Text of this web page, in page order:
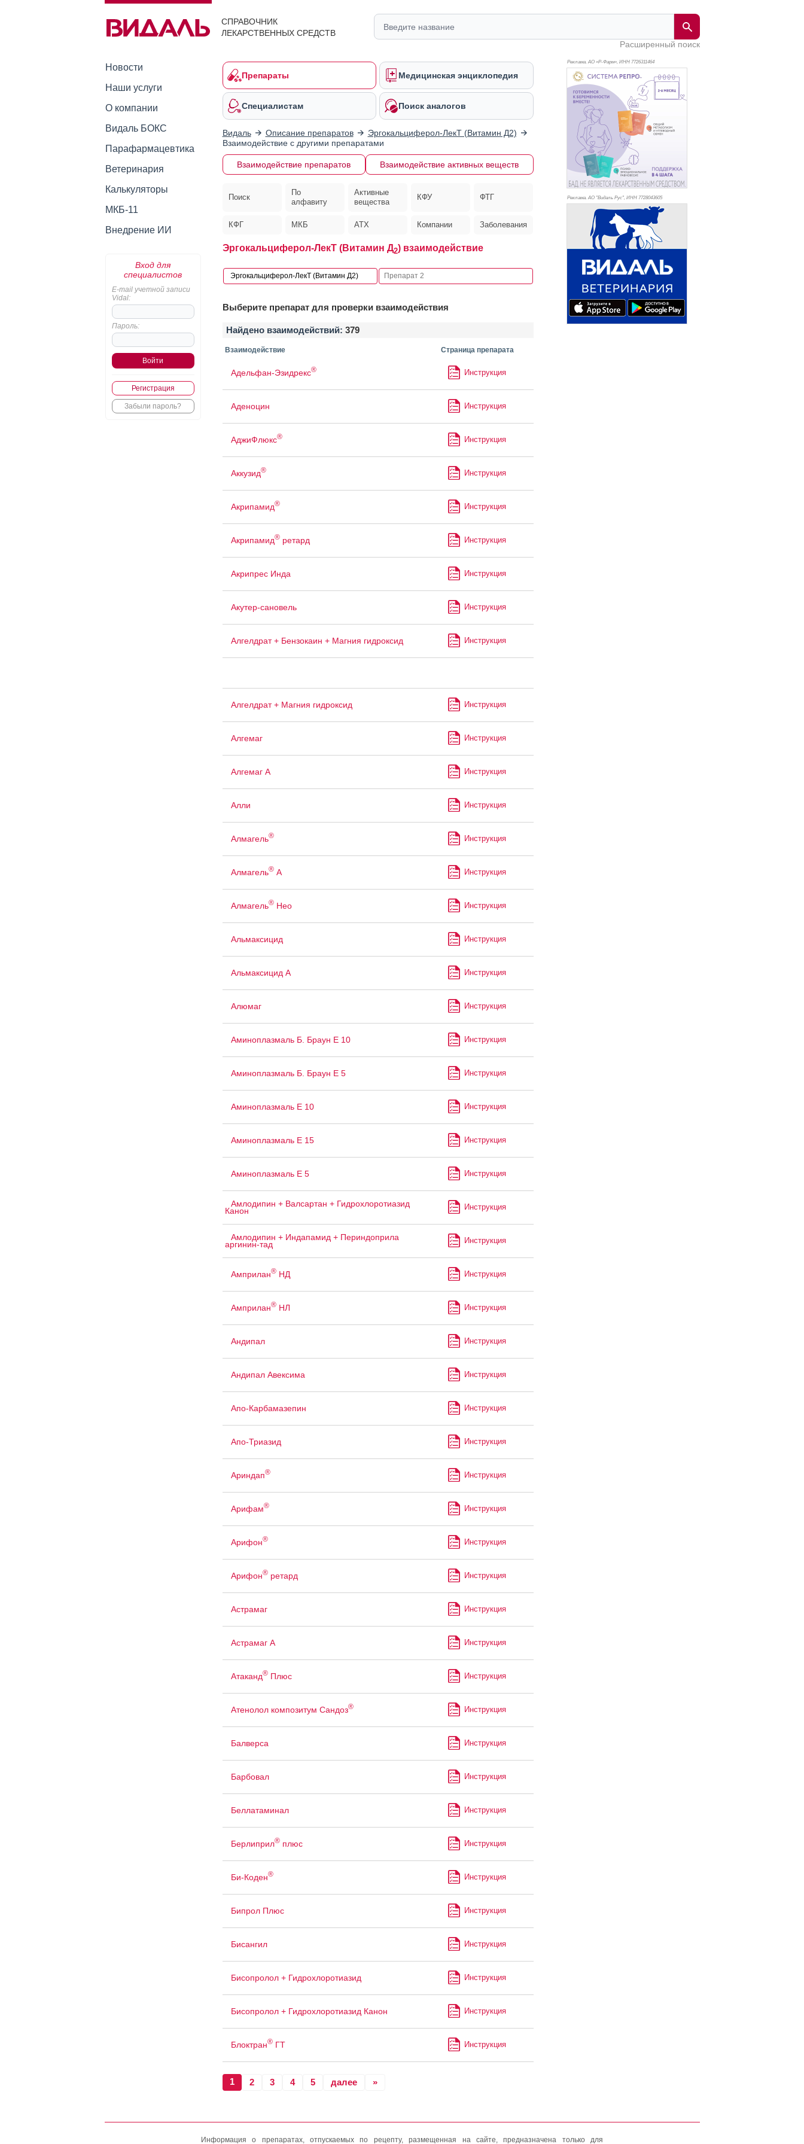
СПРАВОЧНИК
ЛЕКАРСТВЕННЫХ СРЕДСТВ
Расширенный поиск
Новости
Наши услуги
О компании
Видаль БОКС
Парафармацевтика
Ветеринария
Калькуляторы
МКБ-11
Внедрение ИИ
Вход для
специалистов
E-mail учетной записи
Vidal:
Пароль:
Регистрация
Забыли пароль?
Препараты Медицинская энциклопедия
Специалистам Поиск аналогов
Видаль Описание препаратов
Эргокальциферол-ЛекТ (Витамин Д2)
Взаимодействие с другими препаратами
Взаимодействие препаратов Взаимодействие активных веществ
Поиск
По
алфавиту
Активные
вещества
КФУ ФТГ
КФГ МКБ АТХ Компании Заболевания
Эргокальциферол-ЛекТ (Витамин Д2) взаимодействие
Выберите препарат для проверки взаимодействия
Найдено взаимодействий: 379
Взаимодействие Страница препарата
Адельфан-Эзидрекс® Инструкция
Аденоцин Инструкция
АджиФлюкс® Инструкция
Аккузид® Инструкция
Акрипамид® Инструкция
Акрипамид®ретард Инструкция
Акрипрес Инда Инструкция
Акутер-сановель Инструкция
Алгелдрат + Бензокаин + Магния гидроксид Инструкция
Алгелдрат + Магния гидроксид Инструкция
Алгемаг Инструкция
Алгемаг А Инструкция
Алли Инструкция
Алмагель® Инструкция
Алмагель®А Инструкция
Алмагель®Нео Инструкция
Альмаксицид Инструкция
Альмаксицид А Инструкция
Алюмаг Инструкция
Аминоплазмаль Б. Браун Е 10 Инструкция
Аминоплазмаль Б. Браун Е 5 Инструкция
Аминоплазмаль Е 10 Инструкция
Аминоплазмаль Е 15 Инструкция
Аминоплазмаль Е 5 Инструкция
Амлодипин + Валсартан + Гидрохлоротиазид
Канон Инструкция
Амлодипин + Индапамид + Периндоприла
аргинин-тад Инструкция
Амприлан®НД Инструкция
Амприлан®НЛ Инструкция
Андипал Инструкция
Андипал Авексима Инструкция
Апо-Карбамазепин Инструкция
Апо-Триазид Инструкция
Ариндап® Инструкция
Арифам® Инструкция
Арифон® Инструкция
Арифон®ретард Инструкция
Астрамаг Инструкция
Астрамаг А Инструкция
Атаканд®Плюс Инструкция
Атенолол композитум Сандоз® Инструкция
Балверса Инструкция
Барбовал Инструкция
Беллатаминал Инструкция
Берлиприл®плюс Инструкция
Би-Коден® Инструкция
Бипрол Плюс Инструкция
Бисангил Инструкция
Бисопролол + Гидрохлоротиазид Инструкция
Бисопролол + Гидрохлоротиазид Канон Инструкция
Блоктран®ГТ Инструкция
1 2 3 4 5 далее »
Реклама. АО «Р-Фарм», ИНН 7726311464
Реклама. АО "Видаль Рус", ИНН 7728043605
Информация о препаратах, отпускаемых по рецепту, размещенная на сайте, предназначена только для